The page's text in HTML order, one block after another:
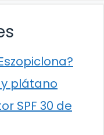
plátano
SPF 30 de